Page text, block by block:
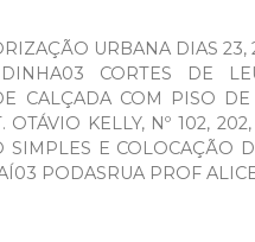
URBANA DIAS 23,
CORTES DE
CALÇADA COM PISO
OTÁVIO KELLY, Nº 102,
SIMPLES E COLOCAÇÃO
PODASRUA PROF